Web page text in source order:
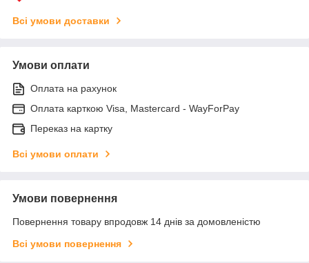
Всі умови доставки
Умови оплати
Оплата на рахунок
Оплата карткою Visa, Mastercard - WayForPay
Переказ на картку
Всі умови оплати
Умови повернення
Повернення товару впродовж 14 днів за домовленістю
Всі умови повернення